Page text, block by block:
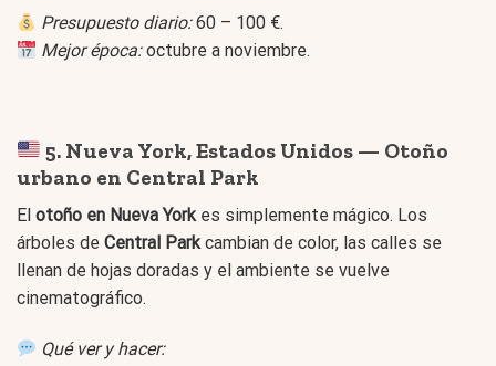
Presupuesto diario:60 – 100 €.
Mejor época:octubre a noviembre.
5. Nueva York, Estados Unidos — Otoño
urbano en Central Park
El otoño en Nueva Yorkes simplemente mágico. Los
árboles de Central Parkcambian de color, las calles se
llenan de hojas doradas y el ambiente se vuelve
cinematográfico.
Qué ver y hacer: